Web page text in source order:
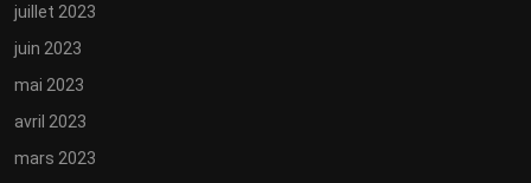
juillet 2023
juin 2023
mai 2023
avril 2023
mars 2023